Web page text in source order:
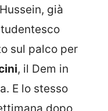
già
sul palco per
, il Dem in
E lo stesso
dopo,